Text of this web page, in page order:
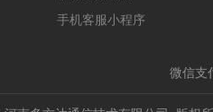
手机客服小程序
微信支